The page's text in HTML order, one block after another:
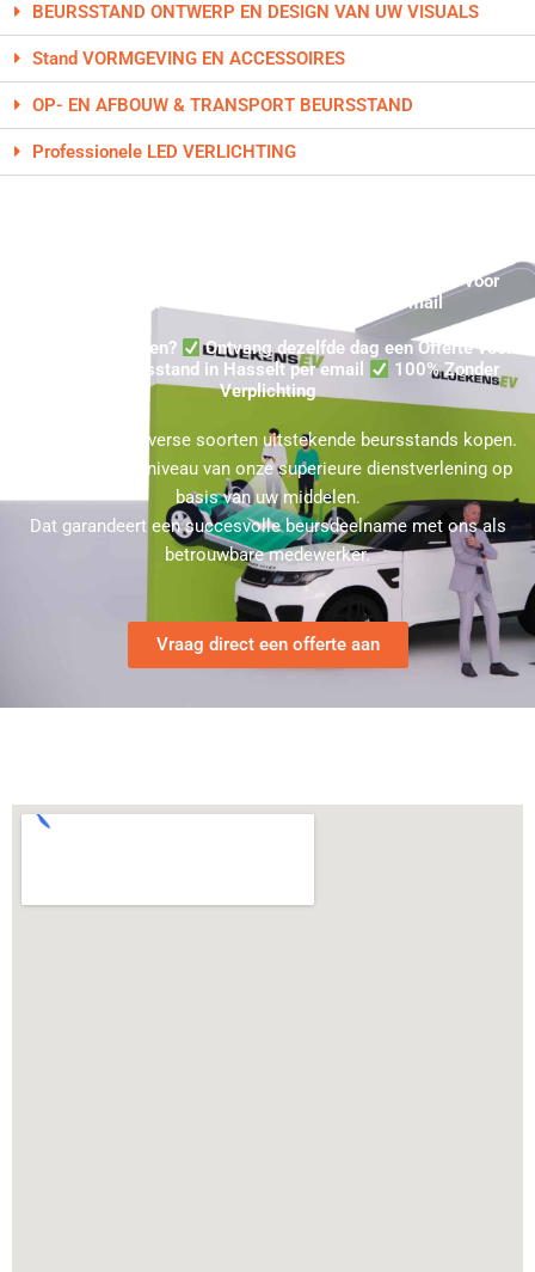
BEURSSTAND ONTWERP EN DESIGN VAN UW VISUALS
Stand VORMGEVING EN ACCESSOIRES
OP- EN AFBOUW & TRANSPORT BEURSSTAND
Professionele LED VERLICHTING
Standbouw Kopen Offerte in Hasselt ★ Handelsbeurs voor
Hasselt? ★ In een dag uw Offerte in uw mail
Beursstand Kopen?
Ontvang dezelfde dag een Offerte voor
een huur Beursstand in Hasselt per email
100% Zonder
Verplichting
U kunt bij ons diverse soorten uitstekende beursstands kopen.
Kies hierbij het niveau van onze superieure dienstverlening op
basis van uw middelen.
Dat garandeert een succesvolle beursdeelname met ons als
betrouwbare medewerker.
Vraag direct een offerte aan